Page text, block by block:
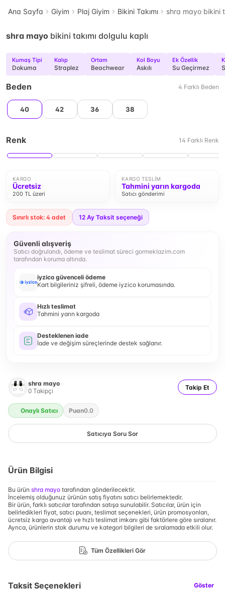
Ana Sayfa Giyim Plaj Giyim Bikini Takımı shra mayo bikini
shra mayo bikini takımı dolgulu kaplı
Kumaş Tipi
Dokuma
Kalıp
Straplez
Ortam
Beachwear
Kol Boyu
Askılı
Ek Özellik
Su Geçirmez
Beden 4 Farklı Beden
40 42 36 38
Renk 14 Farklı Renk
KARGO
Ücretsiz
200 TL üzeri
KARGO TESLIM
Tahmini yarın kargoda
Satıcı gönderimi
Sınırlı stok: 4 adet 12 Ay Taksit seçeneği
Güvenli alışveriş
Satıcı doğrulandı, ödeme ve teslimat süreci gormeklazim.com
tarafından koruma altında.
iyzico güvenceli ödeme
Kart bilgileriniz şifreli, ödeme iyzico korumasında.
Hızlı teslimat
Tahmini yarın kargoda
Desteklenen iade
İade ve değişim süreçlerinde destek sağlanır.
shra mayo
0 Takipçi Takip Et
Onaylı Satıcı Puan0.0
Satıcıya Soru Sor
Ürün Bilgisi
Bu ürün shra mayo tarafından gönderilecektir.
İncelemiş olduğunuz ürünün satış fiyatını satıcı belirlemektedir.
Bir ürün, farklı satıcılar tarafından satışa sunulabilir. Satıcılar, ürün için
belirledikleri fiyat, satıcı puanı, teslimat seçenekleri, ürün promosyonları,
ücretsiz kargo avantajı ve hızlı teslimat imkanı gibi faktörlere göre sıralanır.
Ayrıca, ürünlerin stok durumu ve kategori bilgileri de sıralamada etkili olur.
Tüm Özellikleri Gör
Taksit Seçenekleri Göster